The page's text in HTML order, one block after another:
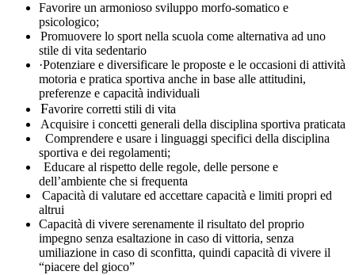
Favorire un armonioso sviluppo morfo-somatico e
psicologico;
Promuovere lo sport nella scuola come alternativa ad uno
stile di vita sedentario
·Potenziare e diversificare le proposte e le occasioni di attività
motoria e pratica sportiva anche in base alle attitudini,
preferenze e capacità individuali
Favorire corretti stili di vita
Acquisire i concetti generali della disciplina sportiva praticata
Comprendere e usare i linguaggi specifici della disciplina
sportiva e dei regolamenti;
Educare al rispetto delle regole, delle persone e
dell’ambiente che si frequenta
Capacità di valutare ed accettare capacità e limiti propri ed
altrui
Capacità di vivere serenamente il risultato del proprio
impegno senza esaltazione in caso di vittoria, senza
umiliazione in caso di sconfitta, quindi capacità di vivere il
“piacere del gioco”